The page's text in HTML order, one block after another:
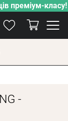
преміум-класу!
-